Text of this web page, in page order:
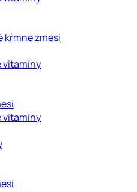
kŕmne zmesi
vitamíny
vitamíny